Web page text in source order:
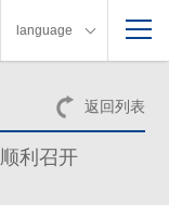
language
返回列表
利召开